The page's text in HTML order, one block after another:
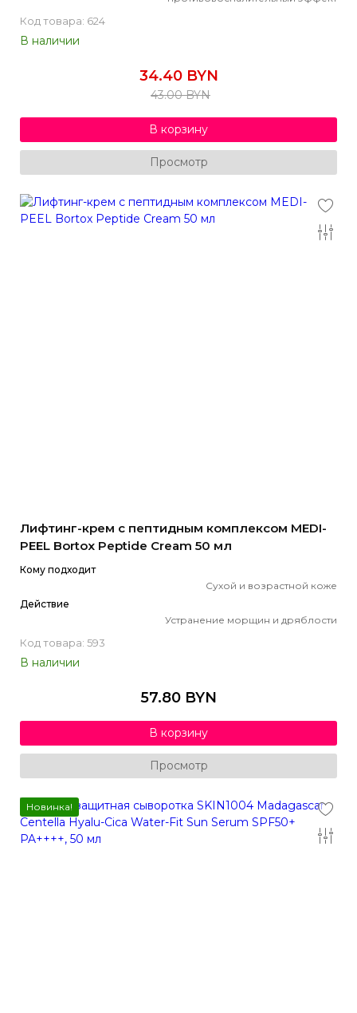
Код товара: 624
В наличии
34.40 BYN
43.00 BYN
В корзину
Просмотр
Лифтинг-крем с пептидным комплексом MEDI-
PEEL Bortox Peptide Cream 50 мл
Кому подходит
Сухой и возрастной коже
Действие
Устранение морщин и дряблости
Код товара: 593
В наличии
57.80 BYN
В корзину
Просмотр
Новинка!